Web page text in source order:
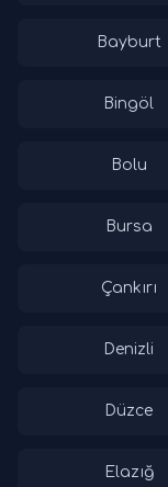
Bayburt
Bingöl
Bolu
Bursa
Çankırı
Denizli
Düzce
Elazığ